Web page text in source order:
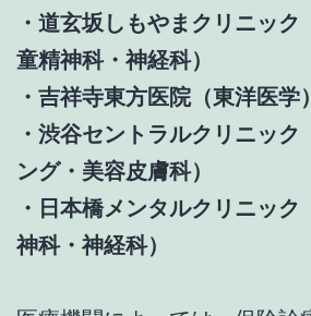
・道玄坂しもやまクリニック
童精神科・神経科）
・吉祥寺東方医院（東洋医学）
・渋谷セントラルクリニック
ング・美容皮膚科）
・日本橋メンタルクリニック
神科・神経科）